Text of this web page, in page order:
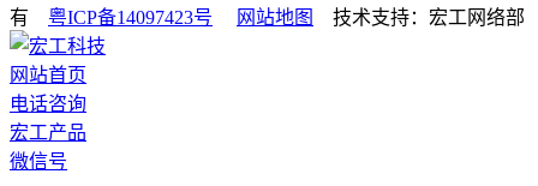
有 粤ICP备14097423号 网站地图 技术支持：宏工网络部
网站首页
电话咨询
宏工产品
微信号